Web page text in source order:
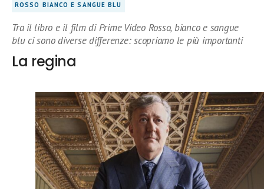
ROSSO BIANCO E SANGUE BLU
Tra il libro e il film di Prime Video Rosso, bianco e sangue
blu ci sono diverse differenze: scopriamo le più importanti
La regina